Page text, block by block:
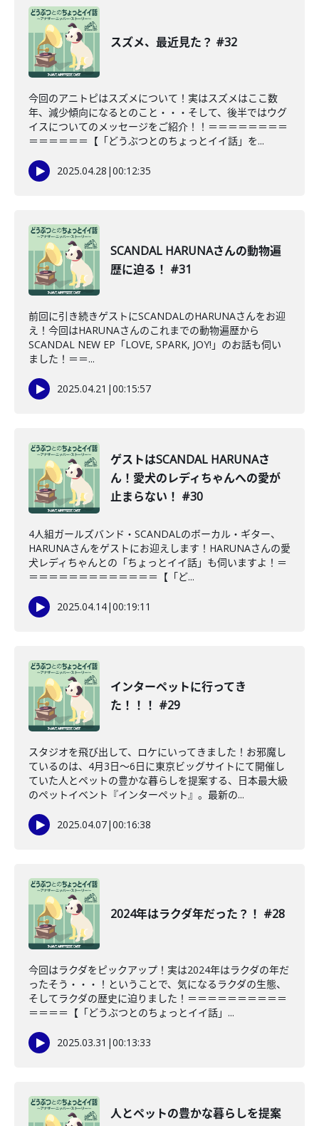
スズメ、最近見た？ #32
今回のアニトピはスズメについて！実はスズメはここ数
年、減少傾向になるとのこと・・・そして、後半ではウグ
イスについてのメッセージをご紹介！！＝＝＝＝＝＝＝＝
＝＝＝＝＝＝【「どうぶつとのちょっとイイ話」を...
2025.04.28 |00:12:35
SCANDAL HARUNAさんの動物遍
歴に迫る！ #31
前回に引き続きゲストにSCANDALのHARUNAさんをお迎
え！今回はHARUNAさんのこれまでの動物遍歴から
SCANDAL NEW EP「LOVE, SPARK, JOY!」のお話も伺い
ました！＝＝...
2025.04.21 |00:15:57
ゲストはSCANDAL HARUNAさ
ん！愛犬のレディちゃんへの愛が
止まらない！ #30
4人組ガールズバンド・SCANDALのボーカル・ギター、
HARUNAさんをゲストにお迎えします！HARUNAさんの愛
犬レディちゃんとの「ちょっとイイ話」も伺いますよ！＝
＝＝＝＝＝＝＝＝＝＝＝＝＝【「ど...
2025.04.14|00:19:11
インターペットに行ってき
た！！！ #29
スタジオを飛び出して、ロケにいってきました！お邪魔し
ているのは、4月3日〜6日に東京ビッグサイトにて開催し
ていた人とペットの豊かな暮らしを提案する、日本最大級
のペットイベント『インターペット』。最新の...
2025.04.07|00:16:38
2024年はラクダ年だった？！ #28
今回はラクダをピックアップ！実は2024年はラクダの年だ
ったそう・・・！ということで、気になるラクダの生態、
そしてラクダの歴史に迫りました！＝＝＝＝＝＝＝＝＝＝
＝＝＝＝【「どうぶつとのちょっとイイ話」...
2025.03.31 |00:13:33
人とペットの豊かな暮らしを提案